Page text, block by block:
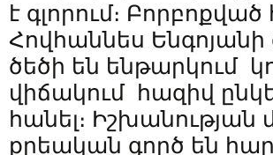
է գլորում։
Հովհաննես
ծեծի են ենթարկում
վիճակում հազիվ
հանել։
քրեական գործ են